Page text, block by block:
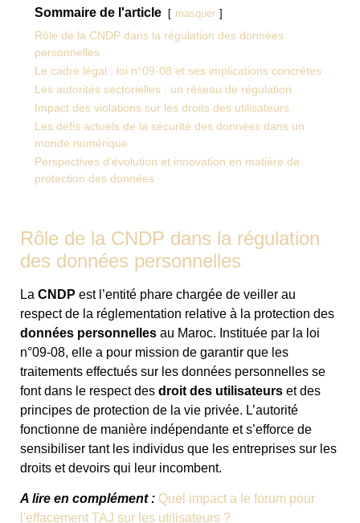
Sommaire de l'article masquer
Rôle de la CNDP dans la régulation des données
personnelles
Le cadre légal : loi n°09-08 et ses implications concrètes
Les autorités sectorielles : un réseau de régulation
Impact des violations sur les droits des utilisateurs
Les défis actuels de la sécurité des données dans un
monde numérique
Perspectives d’évolution et innovation en matière de
protection des données
Rôle de la CNDP dans la régulation
des données personnelles
La CNDP est l’entité phare chargée de veiller au
respect de la réglementation relative à la protection des
données personnelles au Maroc. Instituée par la loi
n°09-08, elle a pour mission de garantir que les
traitements effectués sur les données personnelles se
font dans le respect des droit des utilisateurs et des
principes de protection de la vie privée. L’autorité
fonctionne de manière indépendante et s’efforce de
sensibiliser tant les individus que les entreprises sur les
droits et devoirs qui leur incombent.
A lire en complément : Quel impact a le forum pour
l'effacement TAJ sur les utilisateurs ?